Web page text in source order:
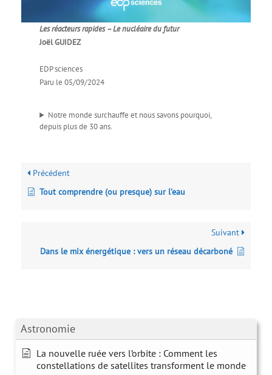
Astronomie
La nouvelle ruée vers l’orbite : Comment les
constellations de satellites transforment le monde
Les réacteurs rapides – Le nucléaire du futur
Joël GUIDEZ
EDP sciences
Paru le 05/09/2024
Notre monde surchauffe et nous savons pourquoi,
depuis plus de 30 ans.
Précédent
Tout comprendre (ou presque) sur l’eau
Suivant
Dans le mix énergétique : vers un réseau décarboné